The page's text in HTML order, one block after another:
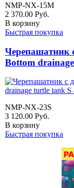
NMP-NX-15M
2 370.00 Руб.
В корзину
Быстрая покупка
Черепашатник
Bottom
NMP-NX-23S
3 120.00 Руб.
В корзину
Быстрая покупка